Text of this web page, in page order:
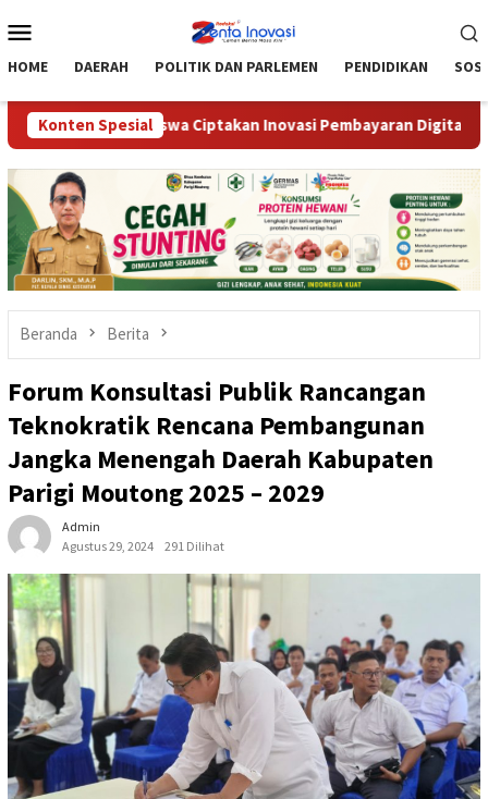
ke
Mobile
HOME DAERAH POLITIK DAN PARLEMEN PENDIDIKAN
Konten Spesial
Mahasiswa Ciptakan Inovasi Pembayaran Digital
Beranda Berita
Forum Konsultasi Publik Rancangan
Teknokratik Rencana Pembangunan
Jangka Menengah Daerah Kabupaten
Parigi Moutong 2025 – 2029
Admin
Agustus 29, 2024
291 Dilihat